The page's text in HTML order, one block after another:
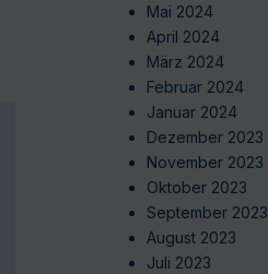
Mai 2024
April 2024
März 2024
Februar 2024
Januar 2024
Dezember 2023
November 2023
Oktober 2023
September 2023
August 2023
Juli 2023